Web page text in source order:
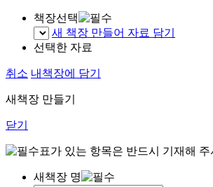
책장선택
새 책장 만들어 자료 담기
선택한 자료
취소 내책장에 담기
새책장 만들기
닫기
표가 있는 항목은 반드시 기재해
새책장 명